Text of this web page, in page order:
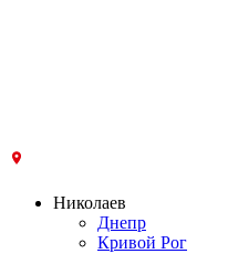
Николаев
Днепр
Кривой Рог